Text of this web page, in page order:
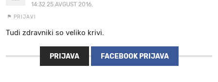
14:32 25.AVGUST 2016.
PRIJAVI
Tudi zdravniki so veliko krivi.
PRIJAVA FACEBOOK PRIJAVA